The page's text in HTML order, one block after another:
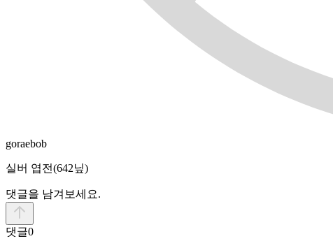
goraebob
실버 엽전(642닢)
댓글을 남겨보세요.
댓글0